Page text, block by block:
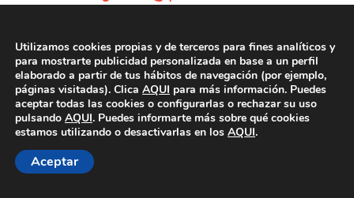
© Copyright 2020 | La Veu d'Algemesí | Tots els drets reservats |
Utilizamos cookies propias y de terceros para fines analíticos y
para mostrarte publicidad personalizada en base a un perfil
elaborado a partir de tus hábitos de navegación (por ejemplo,
páginas visitadas). Clica AQUI para más información. Puedes
aceptar todas las cookies o configurarlas o rechazar su uso
pulsando AQUI. Puedes informarte más sobre qué cookies
estamos utilizando o desactivarlas en los AQUI.
Aceptar